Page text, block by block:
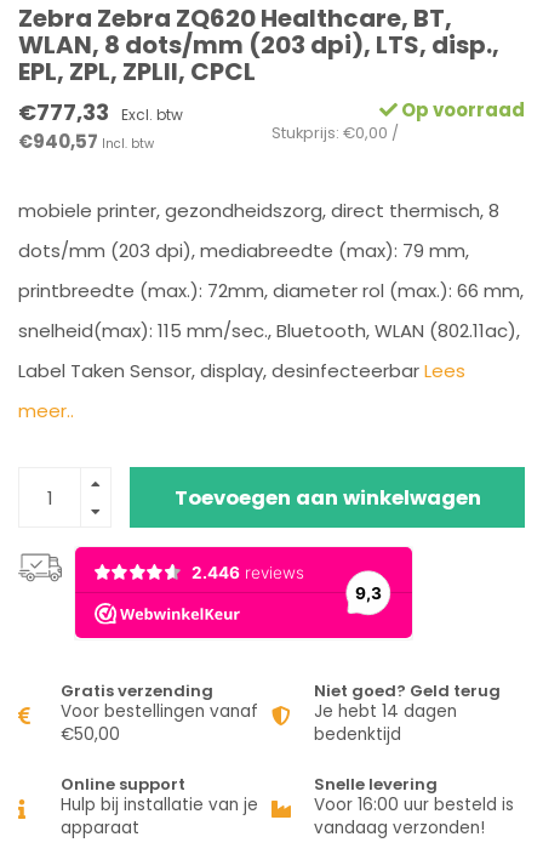
Zebra Zebra ZQ620 Healthcare, BT,
WLAN, 8 dots/mm (203 dpi), LTS, disp.,
EPL, ZPL, ZPLII, CPCL
€777,33 Excl. btw
€940,57 Incl. btw
Op voorraad
Stukprijs: €0,00 /
mobiele printer, gezondheidszorg, direct thermisch, 8
dots/mm (203 dpi), mediabreedte (max): 79 mm,
printbreedte (max.): 72mm, diameter rol (max.): 66 mm,
snelheid(max): 115 mm/sec., Bluetooth, WLAN (802.11ac),
Label Taken Sensor, display, desinfecteerbarLees
meer..
Toevoegen aan winkelwagen
Gratis verzending
Voor bestellingen vanaf
€50,00
Niet goed? Geld terug
Je hebt 14 dagen
bedenktijd
Online support
Hulp bij installatie van je
apparaat
Snelle levering
Voor 16:00 uur besteld is
vandaag verzonden!